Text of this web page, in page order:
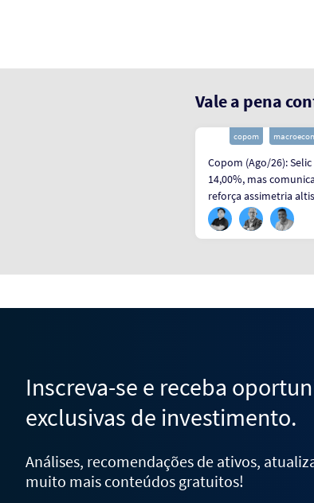
Vale a pena
copom
Copom (Ago/26): Selic
14,00%, mas
reforça assimetria
Inscreva-se e receba
exclusivas de investimento.
Análises, recomendações de ativos,
muito mais conteúdos gratuitos!